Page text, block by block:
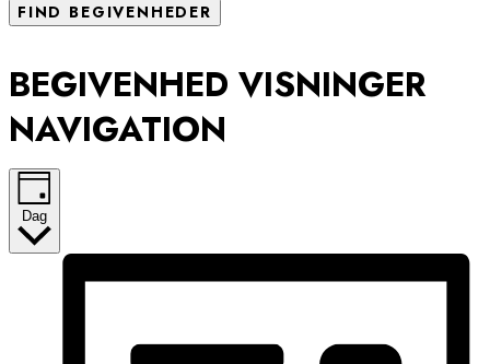
FIND BEGIVENHEDER
BEGIVENHED VISNINGER
NAVIGATION
Dag